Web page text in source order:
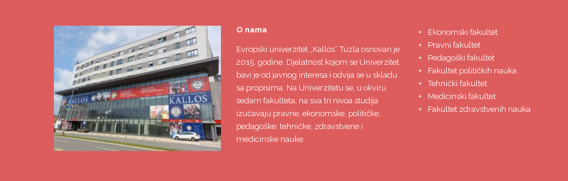
O nama
Evropski univerzitet „Kallos“ Tuzlaosnovan je
2015. godine. Djelatnost kojom se Univerzitet
bavi je od javnog interesa i odvija se u skladu
sa propisima. Na Univerzitetu se, u okviru
sedam fakulteta, na sva tri nivoa studija
izučavaju pravne, ekonomske, političke,
pedagoške, tehničke, zdravstvene i
medicinske nauke.
Ekonomski fakultet
Pravni fakultet
Pedagoški fakultet
Fakultet političkih nauka
Tehnički fakultet
Medicinski fakultet
Fakultet zdravstvenih nauka